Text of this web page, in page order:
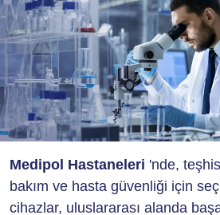
Medipol Hastaneleri 'nde,
bakım ve hasta güvenliği için
cihazlar, uluslararası alanda